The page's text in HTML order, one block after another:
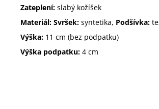
Zateplení: slabý kožíšek
Materiál: Svršek: syntetika, Podšívka:
Výška: 11 cm (bez podpatku)
Výška podpatku: 4 cm